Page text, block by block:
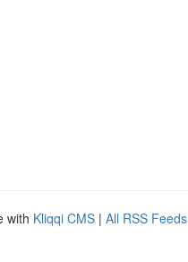
with Kliqqi CMS | All RSS Feeds